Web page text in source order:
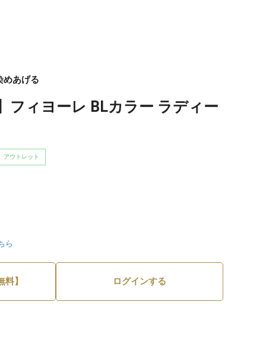
めあげる
フィヨーレ BLカラー ラディー
アウトレット
ら
】 ログインする